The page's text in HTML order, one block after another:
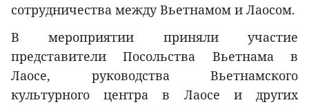
сотрудничества между Вьетнамом и Лаосом.
В мероприятии приняли участие
представители Посольства Вьетнама в
Лаосе, руководства Вьетнамского
культурного центра в Лаосе и других